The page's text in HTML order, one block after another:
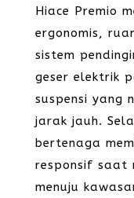
Hiace Premio
ergonomis,
sistem
geser elektrik
suspensi yang
jarak jauh.
bertenaga
responsif saat
menuju